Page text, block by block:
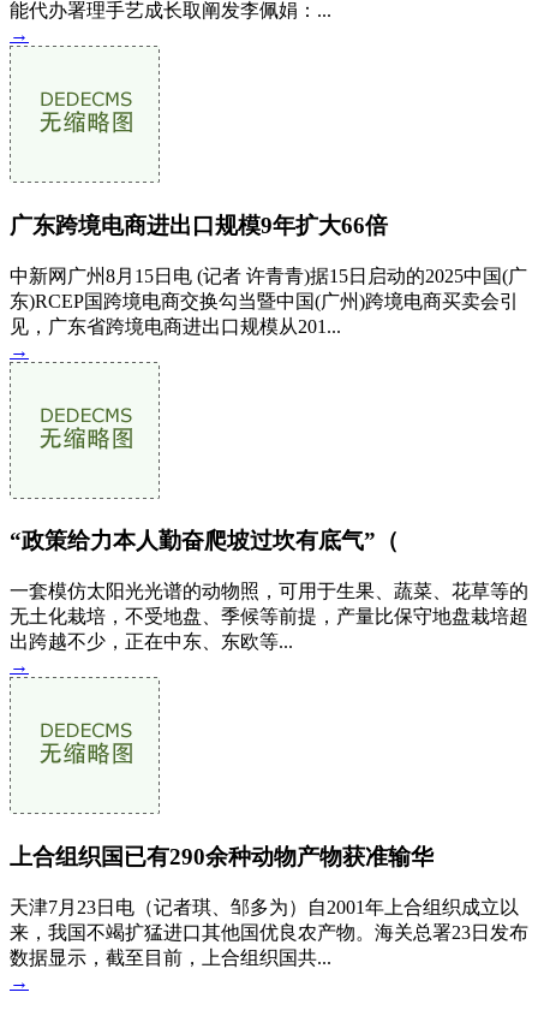
能代办署理手艺成长取阐发李佩娟：...
→
广东跨境电商进出口规模9年扩大66倍
中新网广州8月15日电 (记者 许青青)据15日启动的2025中国(广
东)RCEP国跨境电商交换勾当暨中国(广州)跨境电商买卖会引
见，广东省跨境电商进出口规模从201...
→
“政策给力本人勤奋爬坡过坎有底气”（
一套模仿太阳光光谱的动物照，可用于生果、蔬菜、花草等的
无土化栽培，不受地盘、季候等前提，产量比保守地盘栽培超
出跨越不少，正在中东、东欧等...
→
上合组织国已有290余种动物产物获准输华
天津7月23日电（记者琪、邹多为）自2001年上合组织成立以
来，我国不竭扩猛进口其他国优良农产物。海关总署23日发布
数据显示，截至目前，上合组织国共...
→